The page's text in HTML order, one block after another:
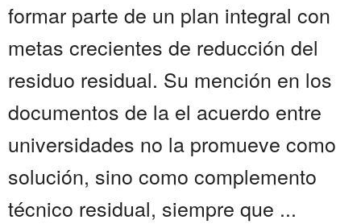
formar parte de un plan integral con
metas crecientes de reducción del
residuo residual. Su mención en los
documentos de la el acuerdo entre
universidades no la promueve como
solución, sino como complemento
técnico residual, siempre que ...